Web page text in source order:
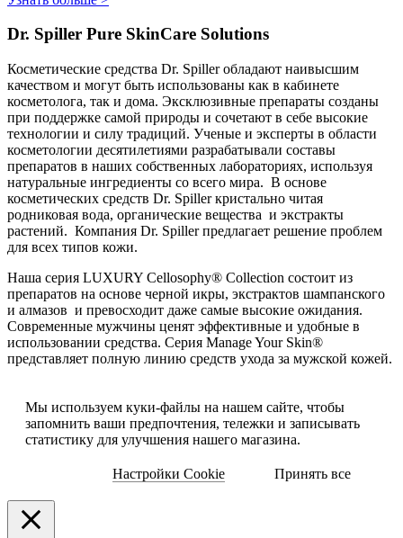
Dr. Spiller Pure SkinCare Solutions
Косметические средства Dr. Spiller обладают наивысшим
качеством и могут быть использованы как в кабинете
косметолога, так и дома. Эксклюзивные препараты созданы
при поддержке самой природы и сочетают в себе высокие
технологии и силу традиций. Ученые и эксперты в области
косметологии десятилетиями разрабатывали составы
препаратов в наших собственных лабораториях, используя
натуральные ингредиенты со всего мира. В основе
косметических средств Dr. Spiller кристально читая
родниковая вода, органические вещества и экстракты
растений. Компания Dr. Spiller предлагает решение проблем
для всех типов кожи.
Наша серия LUXURY Cellosophy® Collection состоит из
препаратов на основе черной икры, экстрактов шампанского
и алмазов и превосходит даже самые высокие ожидания.
Современные мужчины ценят эффективные и удобные в
использовании средства. Серия Manage Your Skin®
представляет полную линию средств ухода за мужской кожей.
Мы используем куки-файлы на нашем сайте, чтобы
запомнить ваши предпочтения, тележки и записывать
статистику для улучшения нашего магазина.
Настройки Cookie Принять все